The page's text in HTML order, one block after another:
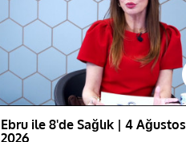
Ebru ile 8'de Sağlık | 4 Ağustos
2026